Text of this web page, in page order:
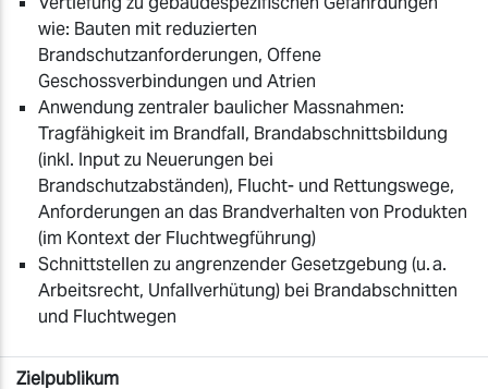
wie: Bauten mit reduzierten
Brandschutzanforderungen, Offene
Geschossverbindungen und Atrien
Anwendung zentraler baulicher Massnahmen:
Tragfähigkeit im Brandfall, Brandabschnittsbildung
(inkl. Input zu Neuerungen bei
Brandschutzabständen), Flucht- und Rettungswege,
Anforderungen an das Brandverhalten von Produkten
(im Kontext der Fluchtwegführung)
Schnittstellen zu angrenzender Gesetzgebung (u. a.
Arbeitsrecht, Unfallverhütung) bei Brandabschnitten
und Fluchtwegen
Zielpublikum